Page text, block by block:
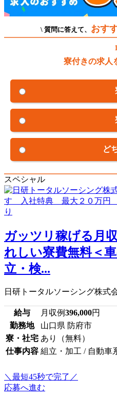
\ 質問に答えて、 おす
寮付きの求人
ど
スペシャル
ガッツリ稼げる月
れしい寮費無料＜
立・検...
日研トータルソーシング株式
給与 月収例396,000円
勤務地
山口県 防府市
寮・社宅 あり（無料）
仕事内容 組立・加工 / 自動車
＼最短45秒で完了／
応募へ進む